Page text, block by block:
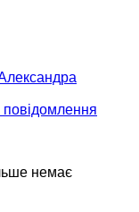
повідомлення
немає